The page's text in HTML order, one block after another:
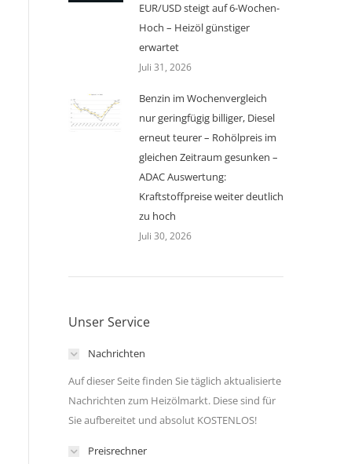
EUR/USD steigt auf 6-Wochen-
Hoch – Heizöl günstiger
erwartet
Juli 31, 2026
Benzin im Wochenvergleich
nur geringfügig billiger, Diesel
erneut teurer – Rohölpreis im
gleichen Zeitraum gesunken –
ADAC Auswertung:
Kraftstoffpreise weiter deutlich
zu hoch
Juli 30, 2026
Unser Service
Nachrichten
Auf dieser Seite finden Sie täglich aktualisierte
Nachrichten zum Heizölmarkt. Diese sind für
Sie aufbereitet und absolut KOSTENLOS!
Preisrechner